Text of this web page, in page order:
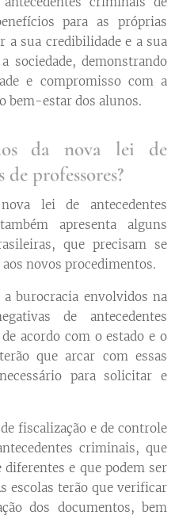
para as próprias
a sua credibilidade e a sua
sociedade, demonstrando
e compromisso com a
bem-estar dos alunos.
da nova lei de
professores?
lei de antecedentes
apresenta alguns
que precisam se
novos procedimentos.
burocracia envolvidos na
de antecedentes
acordo com o estado e o
que arcar com essas
para solicitar e
fiscalização e de controle
criminais, que
e que podem ser
escolas terão que verificar
dos documentos, bem